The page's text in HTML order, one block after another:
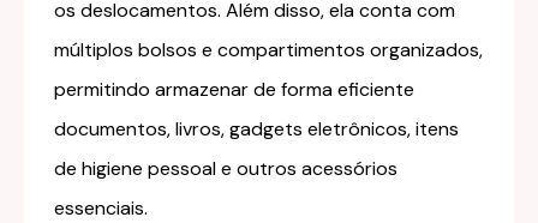
os deslocamentos. Além disso, ela conta com
múltiplos bolsos e compartimentos organizados,
permitindo armazenar de forma eficiente
documentos, livros, gadgets eletrônicos, itens
de higiene pessoal e outros acessórios
essenciais.